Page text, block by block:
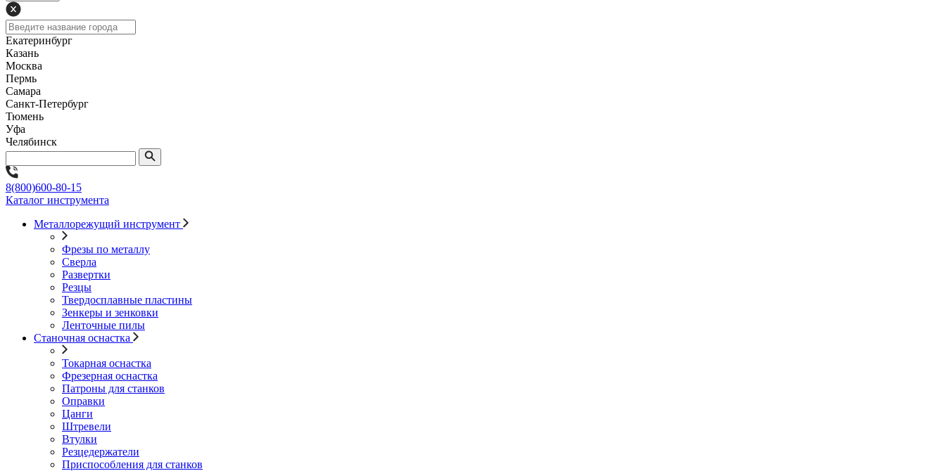
Екатеринбург
Казань
Москва
Пермь
Самара
Санкт-Петербург
Тюмень
Уфа
Челябинск
8(800)600-80-15
Каталог инструмента
Металлорежущий инструмент
Фрезы по металлу
Сверла
Развертки
Резцы
Твердосплавные пластины
Зенкеры и зенковки
Ленточные пилы
Станочная оснастка
Токарная оснастка
Фрезерная оснастка
Патроны для станков
Оправки
Цанги
Штревели
Втулки
Резцедержатели
Приспособления для станков